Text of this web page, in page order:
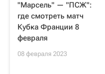
"Марсель" — "ПСЖ":
где смотреть матч
Кубка Франции 8
февраля
08 февраля 2023